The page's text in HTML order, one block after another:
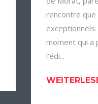
rencontre que
moment qui a
l'édi...